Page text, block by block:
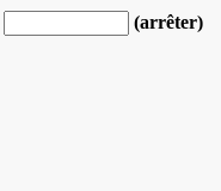
(arrêter)